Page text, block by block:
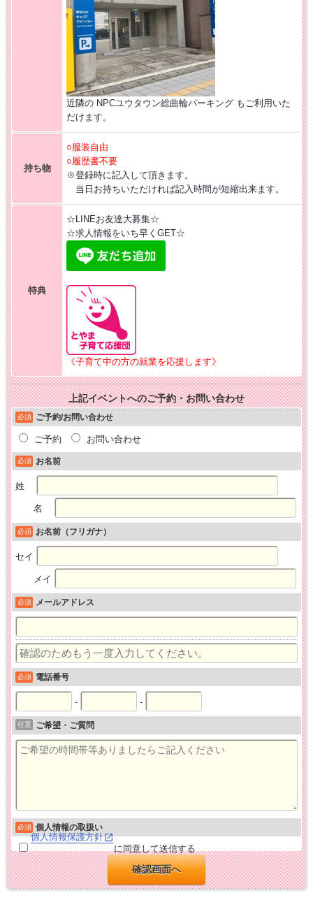
近隣の NPCユウタウン総曲輪パーキング もご利用いた
だけます。
持ち物
○服装自由
○履歴書不要
※登録時に記入して頂きます。
当日お持ちいただければ記入時間が短縮出来ます。
特典
☆LINEお友達大募集☆
☆求人情報をいち早くGET☆
《子育て中の方の就業を応援します》
上記イベントへのご予約・お問い合わせ
必須 ご予約/お問い合わせ
ご予約 お問い合わせ
必須 お名前
姓
名
必須 お名前（フリガナ）
セイ
メイ
必須 メールアドレス
必須 電話番号
- -
任意 ご希望・ご質問
必須 個人情報の取扱い
に同意して送信する
個人情報保護方針